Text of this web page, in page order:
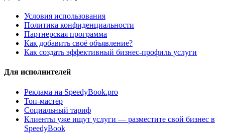
Условия использования
Политика конфиденциальности
Партнерская программа
Как добавить своё объявление?
Как создать эффективный бизнес-профиль услуги
Для исполнителей
Реклама на SpeedyBook.pro
Топ-мастер
Социальный тариф
Клиенты уже ищут услуги — разместите свой бизнес в
SpeedyBook